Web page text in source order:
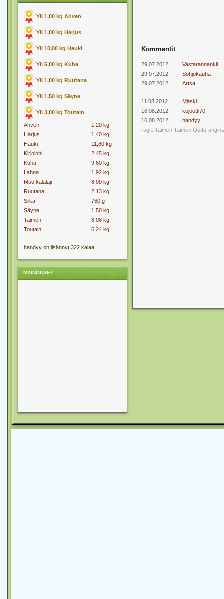
Yli 1,00 kg Ahven
Yli 1,00 kg Harjus
Yli 10,00 kg Hauki
Yli 5,00 kg Kuha
Yli 1,00 kg Ruutana
Yli 1,50 kg Säyne
Yli 3,00 kg Toutain
Ahven
1,20 kg
Harjus
1,40 kg
Hauki
11,80 kg
Kirjolohi
2,45 kg
Kuha
9,60 kg
Lahna
1,92 kg
Muu kalalaji
8,00 kg
Ruutana
2,13 kg
Siika
760 g
Säyne
1,50 kg
Taimen
3,08 kg
Toutain
6,24 kg
handyy on lisännyt 322 kalaa
MAINOKSET
Kommentit
29.07.2012
Vastarannankii
29.07.2012
Sohjokauha
29.07.2012
Artsa
11.08.2012
Mäski
16.08.2012
kojootti70
16.08.2012
handyy
Tagit: Taimen Taimen Ootto-